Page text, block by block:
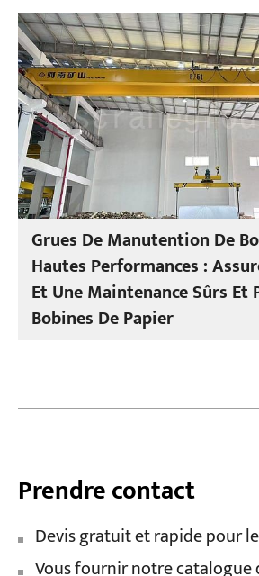
Grues De Manutention De
Hautes Performances :
Et Une Maintenance Sûrs Et
Bobines De Papier
Prendre contact
Devis gratuit et rapide pour
Vous fournir notre catalogue